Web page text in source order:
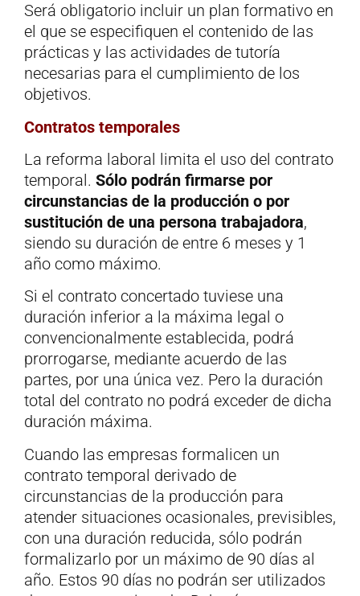
Será obligatorio incluir un plan formativo en
el que se especifiquen el contenido de las
prácticas y las actividades de tutoría
necesarias para el cumplimiento de los
objetivos.
Contratos temporales
La reforma laboral limita el uso del contrato
temporal. Sólo podrán firmarse por
circunstancias de la producción o por
sustitución de una persona trabajadora,
siendo su duración de entre 6 meses y 1
año como máximo.
Si el contrato concertado tuviese una
duración inferior a la máxima legal o
convencionalmente establecida, podrá
prorrogarse, mediante acuerdo de las
partes, por una única vez. Pero la duración
total del contrato no podrá exceder de dicha
duración máxima.
Cuando las empresas formalicen un
contrato temporal derivado de
circunstancias de la producción para
atender situaciones ocasionales, previsibles,
con una duración reducida, sólo podrán
formalizarlo por un máximo de 90 días al
año. Estos 90 días no podrán ser utilizados